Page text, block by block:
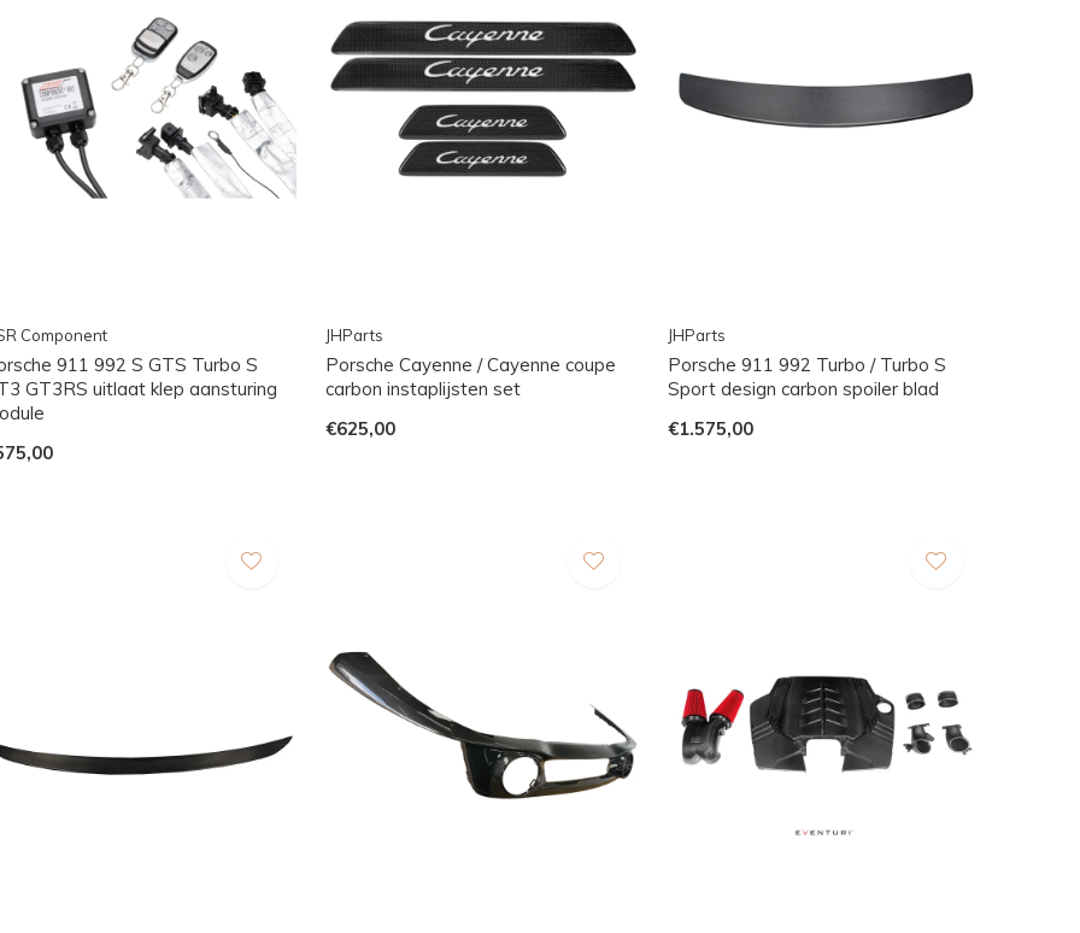
Component
911 992 S GTS Turbo S
GT3RS uitlaat klep aansturing
JHParts
Porsche Cayenne / Cayenne coupe
carbon instaplijsten set
€625,00
JHParts
Porsche 911 992 Turbo / Turbo S
Sport design carbon spoiler blad
€1.575,00